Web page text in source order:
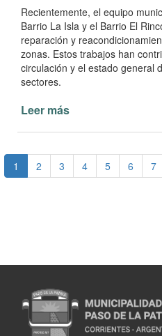
Recientemente, el equipo
Barrio La Isla y el Barrio El
reparación y
zonas. Estos trabajos han
circulación y el estado general
sectores.
Leer más
la
infraestructura
Patria
1 2 3 4 5 6 7